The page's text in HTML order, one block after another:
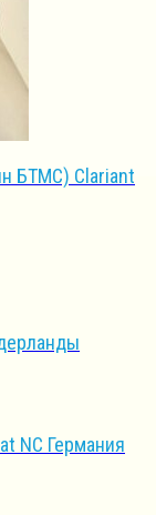
БТМС) Clariant
NC Германия